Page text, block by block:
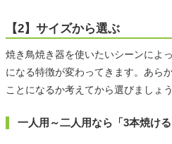
【2】サイズから選ぶ
焼き鳥焼き器を使いたいシーンによ
になる特徴が変わってきます。あら
ことになるか考えてから選びましょう
一人用～二人用なら「3本焼け